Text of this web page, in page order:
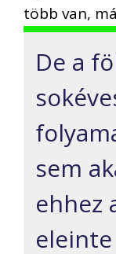
több van,
De a
sem
ehhez
eleinte